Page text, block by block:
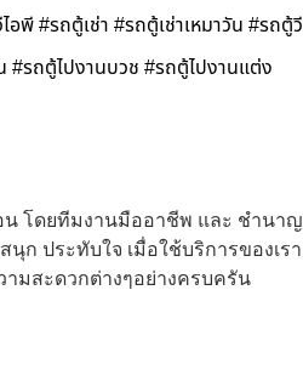
อพี #รถตู้เช่า #รถตู้เช่าเหมาวัน #รถตู้วี
รถตู้ไปงานบวช #รถตู้ไปงานแต่ง
น โดยทีมงานมืออาชีพ และ ชำนาญ
ก ประทับใจ เมื่อใช้บริการของเรา
มสะดวกต่างๆอย่างครบครัน